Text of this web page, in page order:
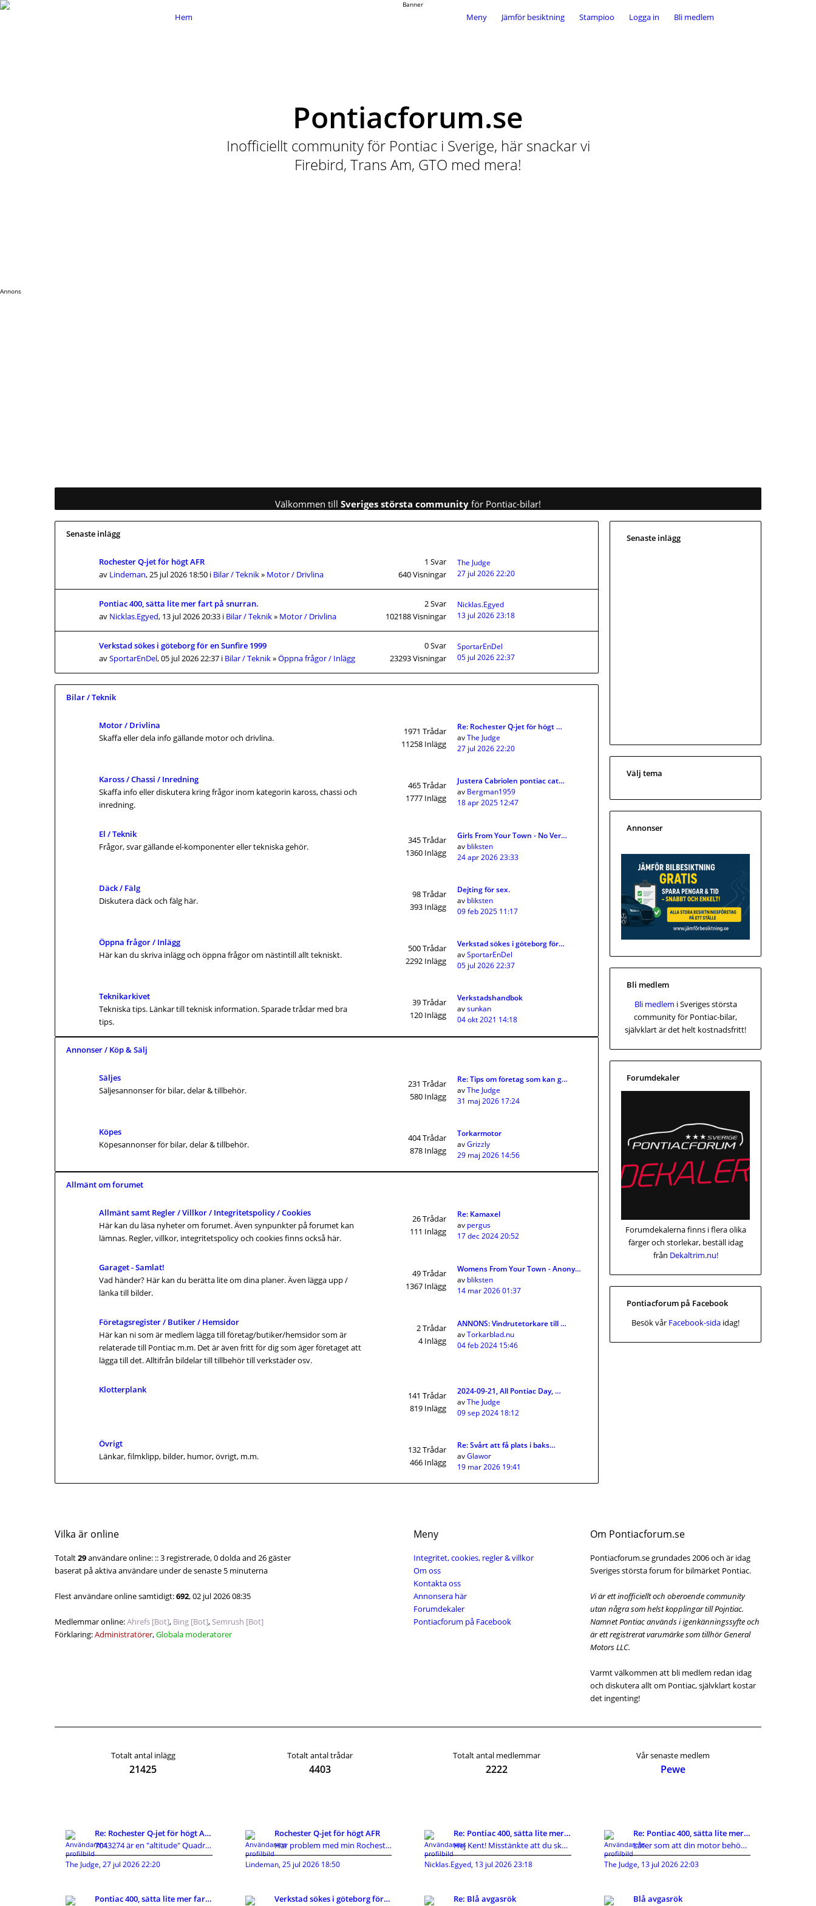
Meny Jämför besiktning Stampioo Logga in Bli medlem
Hem
Pontiacforum.se
Inofficiellt community för Pontiac i Sverige, här snackar vi
Firebird, Trans Am, GTO med mera!
Annons
Välkommen till Sveriges största community för Pontiac-bilar!
Senaste inlägg
Rochester Q-jet för högt AFR
av Lindeman, 25 jul 2026 18:50 i Bilar / Teknik» Motor / Drivlina
1 Svar
640Visningar
The Judge
27 jul 2026 22:20
Pontiac 400, sätta lite mer fart på snurran.
av Nicklas.Egyed, 13 jul 2026 20:33 i Bilar / Teknik» Motor / Drivlina
2Svar
102188Visningar
Nicklas.Egyed
13 jul 2026 23:18
Verkstad sökes i göteborg för en Sunfire 1999
avSportarEnDel, 05 jul 2026 22:37 i Bilar / Teknik»Öppna frågor / Inlägg
0Svar
23293Visningar
SportarEnDel
05 jul 2026 22:37
Bilar / Teknik
Motor / Drivlina
Skaffa eller dela info gällande motor och drivlina.
1971 Trådar
11258 Inlägg
Re: Rochester Q-jet för högt …
avThe Judge
27 jul 2026 22:20
Kaross / Chassi / Inredning
Skaffa info eller diskutera kring frågor inom kategorin kaross, chassi och
inredning.
465Trådar
1777 Inlägg
Justera Cabriolen pontiac cat…
av Bergman1959
18 apr 2025 12:47
El / Teknik
Frågor, svar gällande el-komponenter eller tekniska gehör.
345Trådar
1360 Inlägg
Girls From Your Town - No Ver…
av bliksten
24 apr 2026 23:33
Däck / Fälg
Diskutera däck och fälg här.
98Trådar
393 Inlägg
Dejting för sex.
av bliksten
09 feb 2025 11:17
Öppna frågor / Inlägg
Här kan du skriva inlägg och öppna frågor om nästintill allt tekniskt.
500Trådar
2292 Inlägg
Verkstad sökes i göteborg för…
avSportarEnDel
05 jul 2026 22:37
Teknikarkivet
Tekniska tips. Länkar till teknisk information. Sparade trådar med bra
tips.
39Trådar
120 Inlägg
Verkstadshandbok
avsunkan
04 okt 2021 14:18
Annonser / Köp & Sälj
Säljes
Säljesannonser för bilar, delar & tillbehör.
231 Trådar
580 Inlägg
Re: Tips om företag som kan g…
avThe Judge
31 maj 2026 17:24
Köpes
Köpesannonser för bilar, delar & tillbehör.
404Trådar
878 Inlägg
Torkarmotor
avGrizzly
29 maj 2026 14:56
Allmänt om forumet
Allmänt samt Regler / Villkor / Integritetspolicy / Cookies
Här kan du läsa nyheter om forumet. Även synpunkter på forumet kan
lämnas. Regler, villkor, integritetspolicy och cookies finns också här.
26Trådar
111 Inlägg
Re: Kamaxel
av pergus
17 dec 2024 20:52
Garaget - Samlat!
Vad händer? Här kan du berätta lite om dina planer. Även lägga upp /
länka till bilder.
49Trådar
1367 Inlägg
Womens From Your Town - Anony…
av bliksten
14 mar 2026 01:37
Företagsregister / Butiker / Hemsidor
Här kan ni som är medlem lägga till företag/butiker/hemsidor som är
relaterade till Pontiac m.m. Det är även fritt för dig som äger företaget att
lägga till det. Alltifrån bildelar till tillbehör till verkstäder osv.
2Trådar
4Inlägg
ANNONS: Vindrutetorkare till …
avTorkarblad.nu
04 feb 2024 15:46
Klotterplank
141 Trådar
819 Inlägg
2024-09-21, All Pontiac Day, …
avThe Judge
09 sep 2024 18:12
Övrigt
Länkar, filmklipp, bilder, humor, övrigt, m.m.
132Trådar
466 Inlägg
Re: Svårt att få plats i baks…
avGlawor
19 mar 2026 19:41
Senaste inlägg
Välj tema
Annonser
Bli medlem
Bli medlem i Sveriges största
community för Pontiac-bilar,
självklart är det helt kostnadsfritt!
Forumdekaler
Forumdekalerna finns i flera olika
färger och storlekar, beställ idag
från Dekaltrim.nu!
Pontiacforum på Facebook
Besök vår Facebook-sida idag!
Vilka är online
Totalt29användare online: :: 3 registrerade, 0 dolda and 26 gäster
baserat på aktiva användare under de senaste 5 minuterna
Flest användare online samtidigt:692, 02 jul 2026 08:35
Medlemmar online:Ahrefs [Bot], Bing [Bot], Semrush [Bot]
Förklaring:Administratörer,Globala moderatorer
Meny
Integritet, cookies, regler & villkor
Om oss
Kontakta oss
Annonsera här
Forumdekaler
Pontiacforum på Facebook
Om Pontiacforum.se
Pontiacforum.se grundades 2006 och är idag
Sveriges största forum för bilmärket Pontiac.
Vi är ett inofficiellt och oberoende community
utan några som helst kopplingar till Pojntiac.
Namnet Pontiac används i igenkänningssyfte och
är ett registrerat varumärke som tillhör General
Motors LLC.
Varmt välkommen att bli medlem redan idag
och diskutera allt om Pontiac, självklart kostar
det ingenting!
Totalt antal inlägg
21425
Totalt antal trådar
4403
Totalt antal medlemmar
2222
Vår senaste medlem
Pewe
Re: Rochester Q-jet för högt AFR
7043274 är en "altitude" Quadrajet vilket innebär
The Judge, 27 jul 2026 22:20
Rochester Q-jet för högt AFR
Har problem med min Rochester Q-jet. Är en 7043274
Lindeman, 25 jul 2026 18:50
Re: Pontiac 400, sätta lite mer fart på snurran.
Hej Kent! Misstänkte att du skulle svara här, du
Nicklas.Egyed, 13 jul 2026 23:18
Re: Pontiac 400, sätta lite mer fart på snurran.
Låter som att din motor behöver en fackmannamässig
The Judge, 13 jul 2026 22:03
Pontiac 400, sätta lite mer fart på snurran.
Verkstad sökes i göteborg för en Sunfire 1999
Re: Blå avgasrök
Blå avgasrök